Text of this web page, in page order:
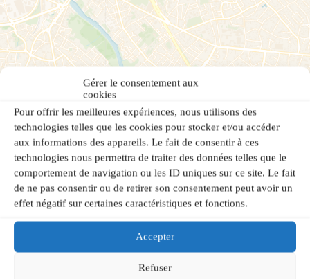
Gérer le consentement aux
cookies
Pour offrir les meilleures expériences, nous utilisons des
technologies telles que les cookies pour stocker et/ou accéder
aux informations des appareils. Le fait de consentir à ces
technologies nous permettra de traiter des données telles que le
comportement de navigation ou les ID uniques sur ce site. Le fait
de ne pas consentir ou de retirer son consentement peut avoir un
effet négatif sur certaines caractéristiques et fonctions.
Accepter
Refuser